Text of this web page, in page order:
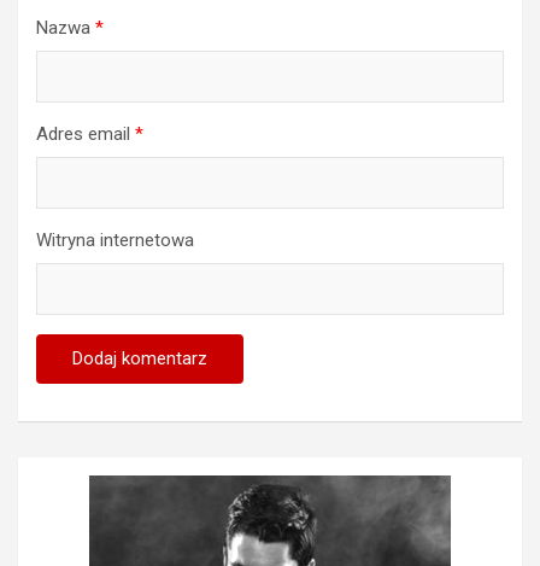
Nazwa *
Adres email *
Witryna internetowa